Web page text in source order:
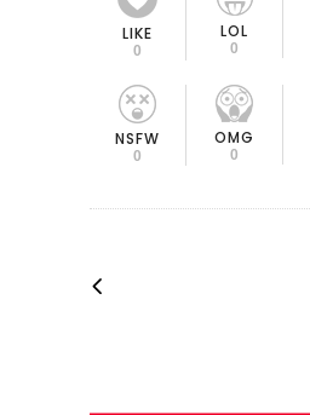
LIKE
0
LOL
0
NSFW
0
OMG
0